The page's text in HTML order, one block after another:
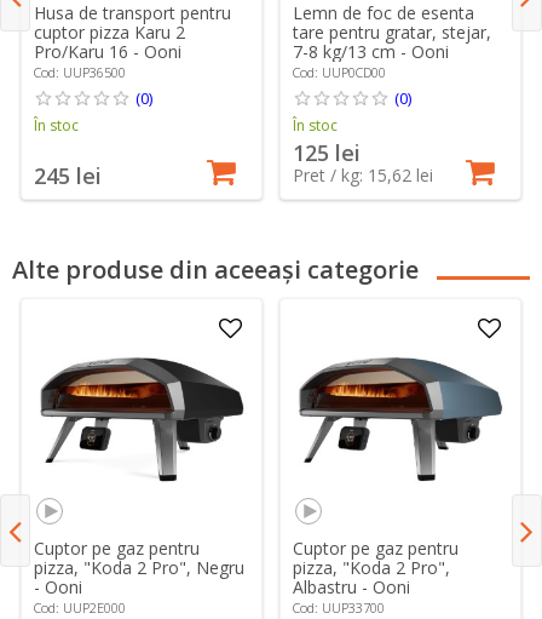
Husa de transport pentru
cuptor pizza Karu 2
Pro/Karu 16 - Ooni
Cod: UUP36500
(0)
În stoc
245 lei
Lemn de foc de esenta
tare pentru gratar, stejar,
7-8 kg/13 cm - Ooni
Cod: UUP0CD00
(0)
În stoc
125 lei
Pret / kg: 15,62 lei
Alte produse din aceeași categorie
Cuptor pe gaz pentru
pizza, "Koda 2 Pro", Negru
- Ooni
Cod: UUP2E000
Cuptor pe gaz pentru
pizza, "Koda 2 Pro",
Albastru - Ooni
Cod: UUP33700